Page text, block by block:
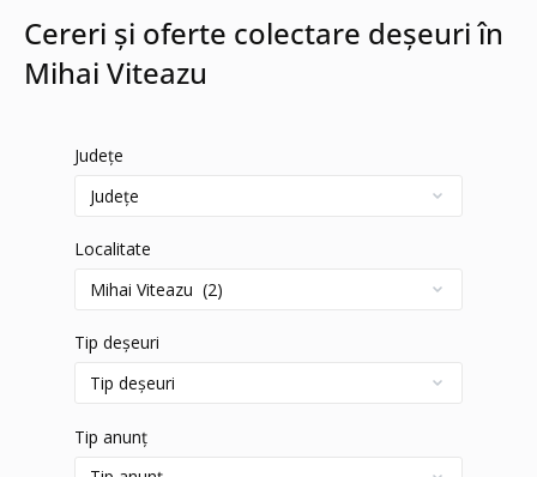
Cereri și oferte colectare deșeuri în
Mihai Viteazu
Județe
Localitate
Tip deșeuri
Tip anunț